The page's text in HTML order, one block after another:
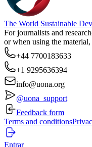
The World Sustainable
For journalists and
or when using the
+44 7700183633
+1 9295636394
info@uona.org
@uona_support
Feedback form
Terms and conditions
Entrar